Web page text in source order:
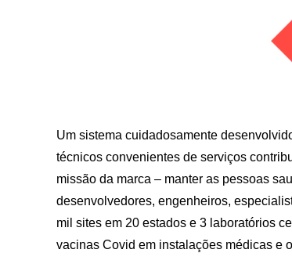
Um sistema cuidadosamente
técnicos convenientes de serviços
missão da marca – manter as pessoas
desenvolvedores, engenheiros,
mil sites em 20 estados e 3 laboratórios
vacinas Covid em instalações médicas e